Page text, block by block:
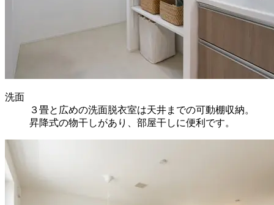
洗面
３畳と広めの洗面脱衣室は天井までの可動棚収納。
昇降式の物干しがあり、部屋干しに便利です。